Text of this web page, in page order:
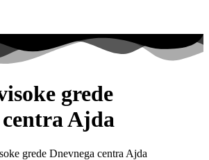
grede
Ajda
grede Dnevnega centra Ajda